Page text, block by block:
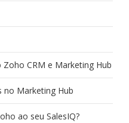
CRM e Marketing Hub
no Marketing Hub
ao seu SalesIQ?